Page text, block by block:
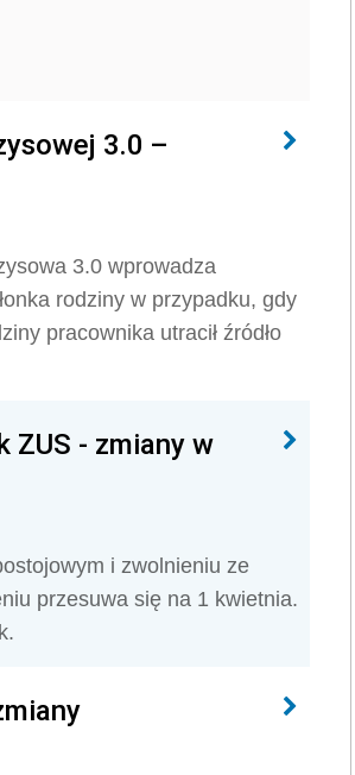
3.0 –
3.0 wprowadza
rodziny w przypadku, gdy
pracownika utracił źródło
ZUS - zmiany w
i zwolnieniu ze
przesuwa się na 1 kwietnia.